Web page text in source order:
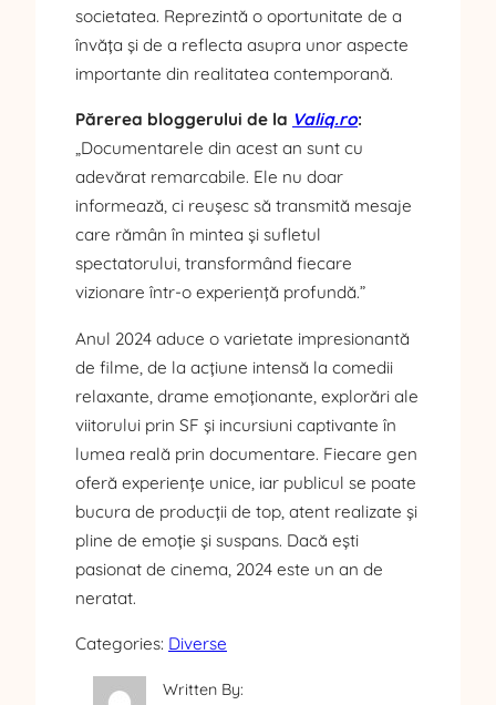
societatea. Reprezintă o oportunitate de a
învăța și de a reflecta asupra unor aspecte
importante din realitatea contemporană.
Părerea bloggerului de la Valiq.ro:
„Documentarele din acest an sunt cu
adevărat remarcabile. Ele nu doar
informează, ci reușesc să transmită mesaje
care rămân în mintea și sufletul
spectatorului, transformând fiecare
vizionare într-o experiență profundă.”
Anul 2024 aduce o varietate impresionantă
de filme, de la acțiune intensă la comedii
relaxante, drame emoționante, explorări ale
viitorului prin SF și incursiuni captivante în
lumea reală prin documentare. Fiecare gen
oferă experiențe unice, iar publicul se poate
bucura de producții de top, atent realizate și
pline de emoție și suspans. Dacă ești
pasionat de cinema, 2024 este un an de
neratat.
Categories: Diverse
Written By: